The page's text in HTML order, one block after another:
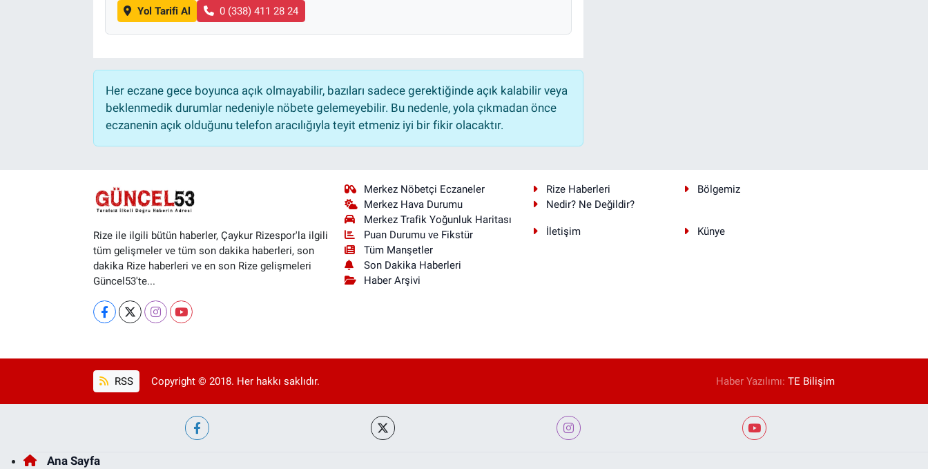
Yol Tarifi Al 0 (338) 411 28 24
Her eczane gece boyunca açık olmayabilir, bazıları sadece gerektiğinde açık kalabilir veya
beklenmedik durumlar nedeniyle nöbete gelemeyebilir. Bu nedenle, yola çıkmadan önce
eczanenin açık olduğunu telefon aracılığıyla teyit etmeniz iyi bir fikir olacaktır.
Rize ile ilgili bütün haberler, Çaykur Rizespor'la ilgili
tüm gelişmeler ve tüm son dakika haberleri, son
dakika Rize haberleri ve en son Rize gelişmeleri
Güncel53'te...
Merkez Nöbetçi Eczaneler
Merkez Hava Durumu
Merkez Trafik Yoğunluk Haritası
Puan Durumu ve Fikstür
Tüm Manşetler
Son Dakika Haberleri
Haber Arşivi
Rize Haberleri
Bölgemiz
Nedir? Ne Değildir?
İletişim Künye
RSS Copyright © 2018. Her hakkı saklıdır. Haber Yazılımı:TE Bilişim
Ana Sayfa